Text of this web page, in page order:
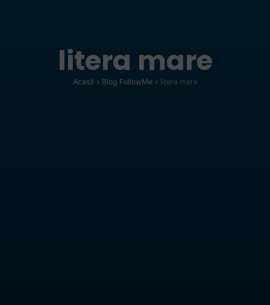
litera mare
Acasă » Blog FollowMe» litera mare